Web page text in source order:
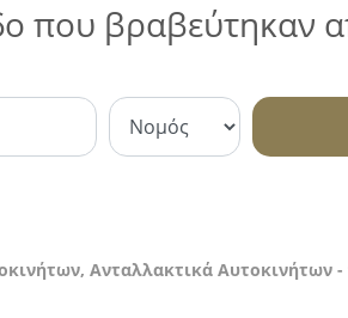
που βραβεύτηκαν
Ανταλλακτικά Αυτοκινήτων